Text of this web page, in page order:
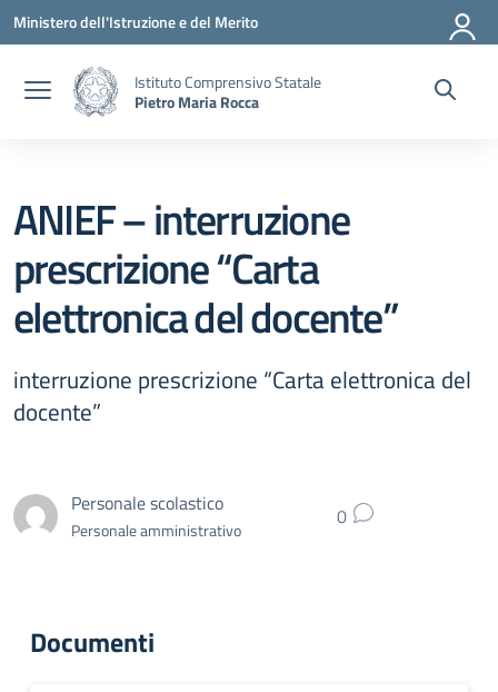
Vai ai contenuti
Vai al menu di navigazione
Vai al footer
Ministero dell'Istruzione e del Merito
Istituto Comprensivo Statale
Pietro Maria Rocca
ANIEF – interruzione
prescrizione “Carta
elettronica del docente”
interruzione prescrizione “Carta elettronica del
docente”
Personale scolastico
Personale amministrativo 0
Documenti